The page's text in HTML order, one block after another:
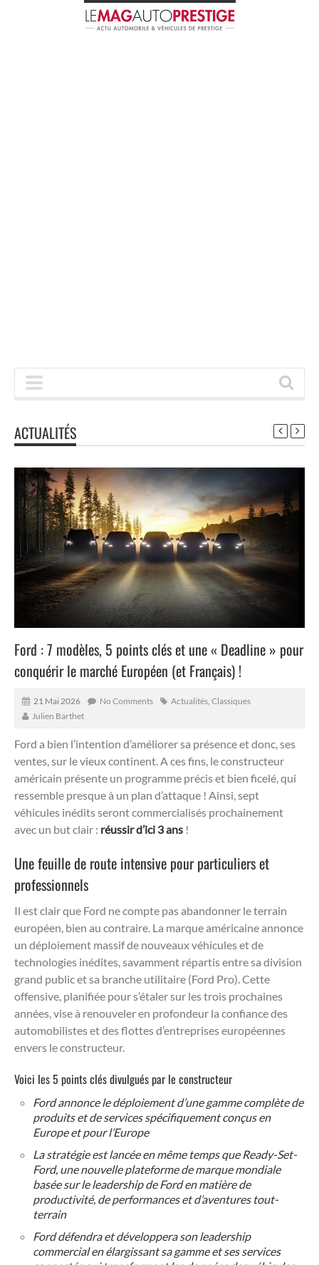
ACTUALITÉS
Ford : 7 modèles, 5 points clés et une « Deadline » pour
conquérir le marché Européen (et Français) !
21 Mai 2026 No Comments Actualités, Classiques
Julien Barthet
Ford a bien l’intention d’améliorer sa présence et donc, ses
ventes, sur le vieux continent.A ces fins, le constructeur
américain présente un programme précis et bien ficelé, qui
ressemble presque à un plan d’attaque ! Ainsi, sept
véhicules inédits seront commercialisés prochainement
avec un but clair : réussir d’ici 3 ans !
Une feuille de route intensive pour particuliers et
professionnels
Il est clair que Ford ne compte pas abandonner le terrain
européen, bien au contraire. La marque américaine annonce
un déploiement massif de nouveaux véhicules et de
technologies inédites, savamment répartis entre sa division
grand public et sa branche utilitaire (Ford Pro). Cette
offensive, planifiée pour s’étaler sur les trois prochaines
années, vise à renouveler en profondeur la confiance des
automobilistes et des flottes d’entreprises européennes
envers le constructeur.
Voici les 5 points clés divulgués par le constructeur
Ford annonce le déploiement d’une gamme complète de
produits et de services spécifiquement conçus en
Europe et pour l’Europe
La stratégie est lancée en même temps que Ready-Set-
Ford, une nouvelle plateforme de marque mondiale
basée sur le leadership de Ford en matière de
productivité, de performances et d’aventures tout-
terrain
Ford défendra et développera son leadership
commercial en élargissant sa gamme et ses services